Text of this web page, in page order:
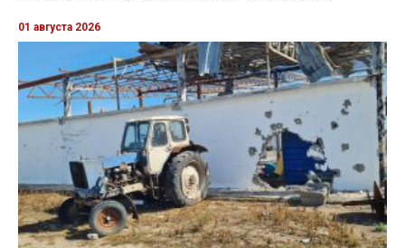
01 августа 2026